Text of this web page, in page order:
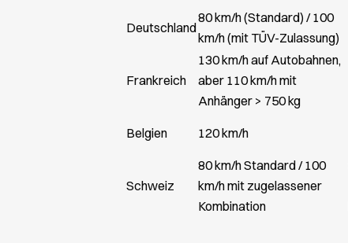
Deutschland
80 km/h (Standard) / 100
km/h (mit TÜV-Zulassung)
Frankreich
130 km/h auf Autobahnen,
aber 110 km/h mit
Anhänger > 750 kg
Belgien 120 km/h
Schweiz
80 km/h Standard / 100
km/h mit zugelassener
Kombination